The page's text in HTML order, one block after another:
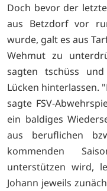
Doch bevor der
aus Betzdorf vor
wurde, galt es aus
Wehmut zu
sagten tschüss
Lücken hinterlassen.
sagte FSV-
ein baldiges
aus beruflichen
kommenden
unterstützen wird,
Johann jeweils